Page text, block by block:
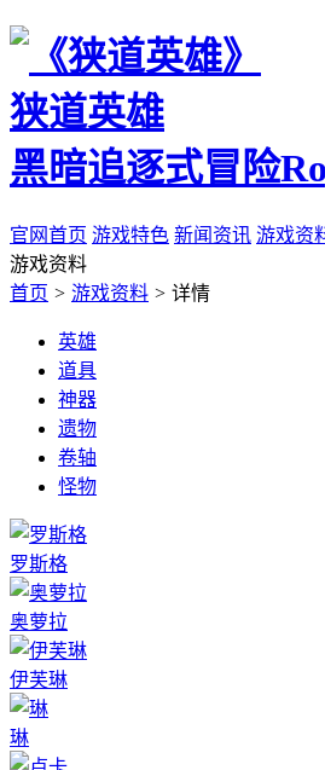
狭道英雄
黑暗追逐式冒险
官网首页 游戏特色 新闻资讯 游戏资
游戏资料
首页 > 游戏资料 > 详情
英雄
道具
神器
遗物
卷轴
怪物
罗斯格
奥萝拉
伊芙琳
琳